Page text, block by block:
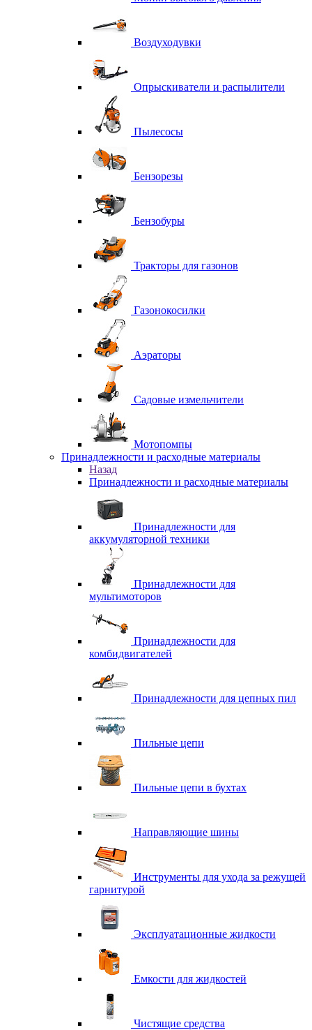
Воздуходувки
Опрыскиватели и распылители
Пылесосы
Бензорезы
Бензобуры
Тракторы для газонов
Газонокосилки
Аэраторы
Садовые измельчители
Мотопомпы
Принадлежности и расходные материалы
Назад
Принадлежности и расходные материалы
Принадлежности для
аккумуляторной техники
Принадлежности для
мультимоторов
Принадлежности для
комбидвигателей
Принадлежности для цепных пил
Пильные цепи
Пильные цепи в бухтах
Направляющие шины
Инструменты для ухода за режущей
гарнитурой
Эксплуатационные жидкости
Емкости для жидкостей
Чистящие средства